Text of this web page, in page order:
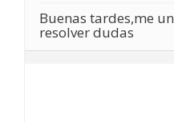
Buenas tardes,me
resolver dudas